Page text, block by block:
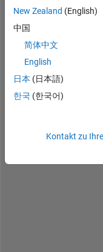
u
d
t
New Zealand (English)
中国
简体中文
English
日本 (日本語)
한국 (한국어)
Kontakt zu